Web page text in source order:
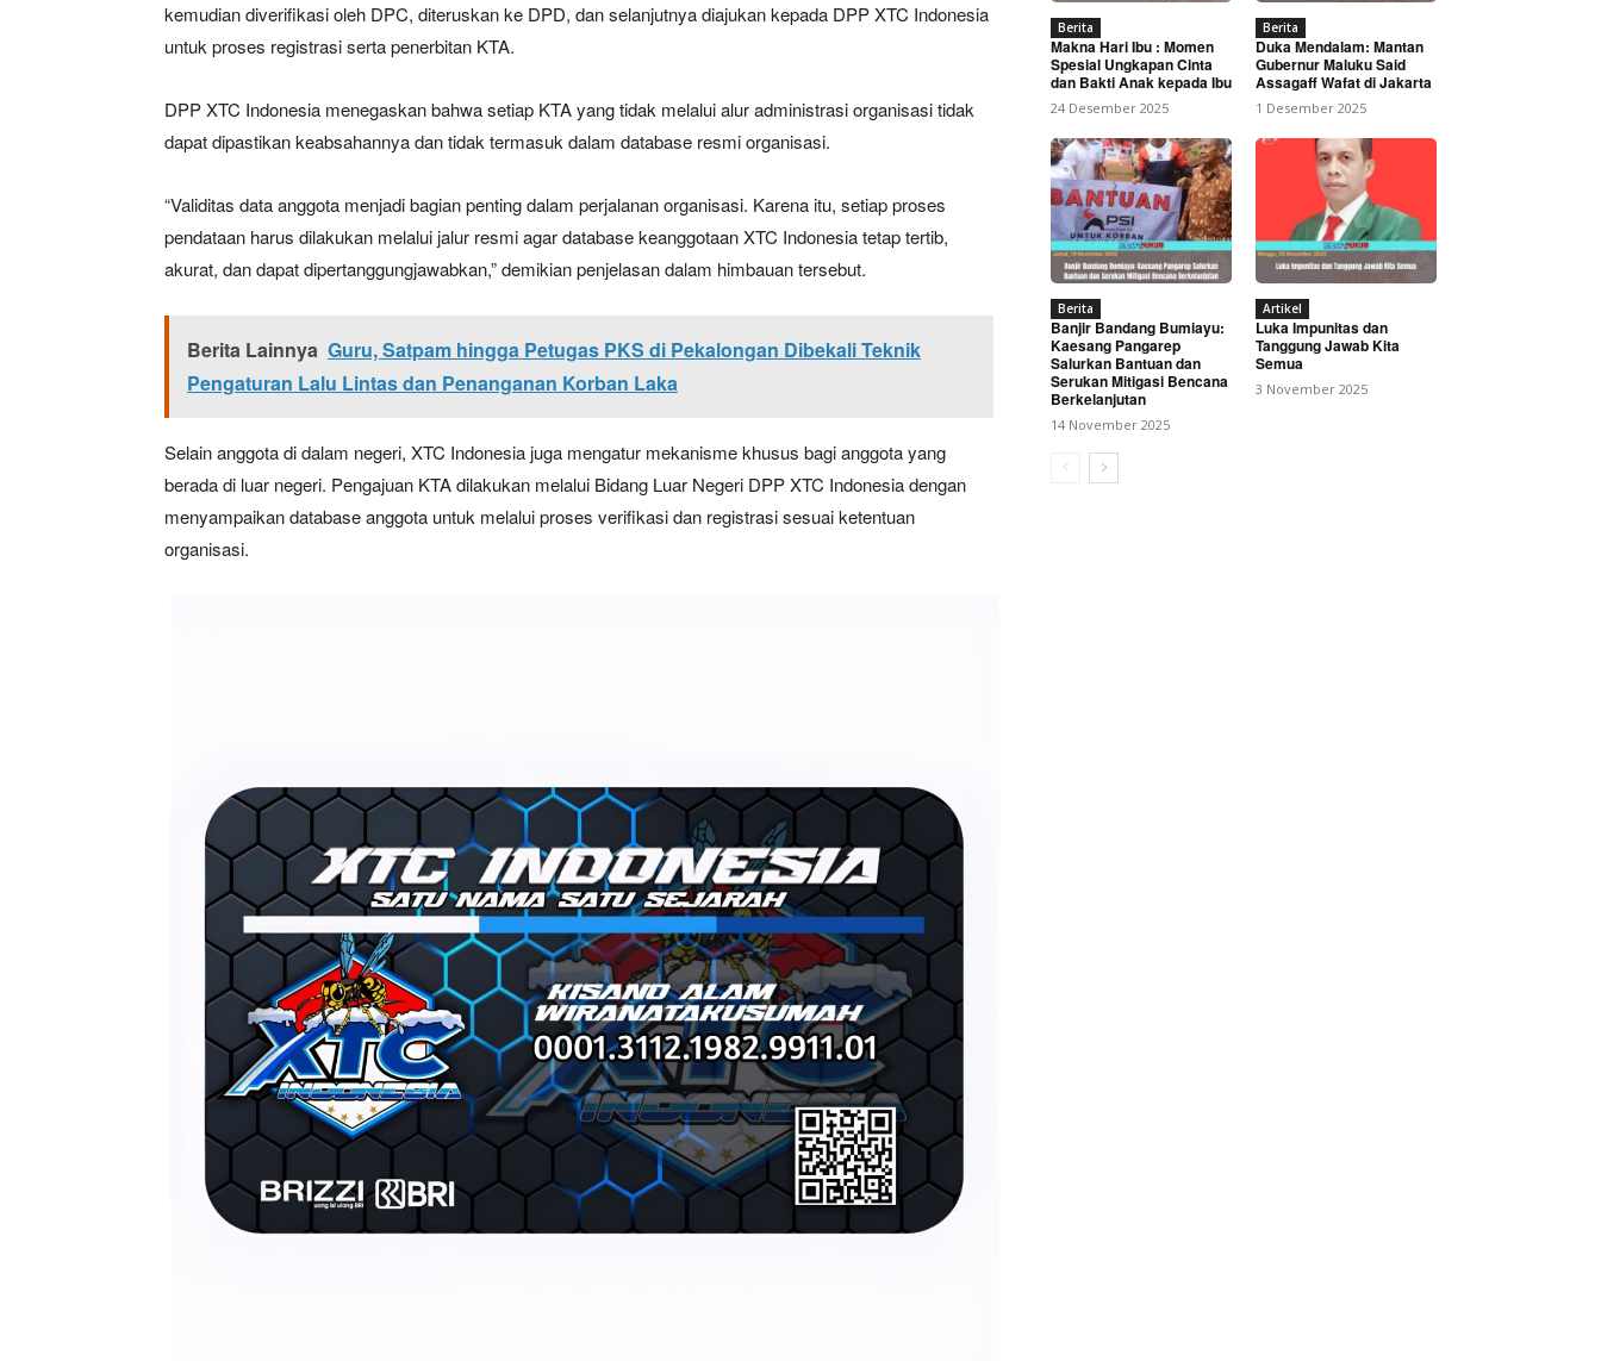
Berita Lainnya Forkopimda Karo Hadiri Kerja Tahun Di Dua Desa Kecamatan Tiga Panah
kemudian diverifikasi oleh DPC, diteruskan ke DPD, dan selanjutnya diajukan kepada DPP XTC Indonesia
untuk proses registrasi serta penerbitan KTA.
DPP XTC Indonesia menegaskan bahwa setiap KTA yang tidak melalui alur administrasi organisasi tidak
dapat dipastikan keabsahannya dan tidak termasuk dalam database resmi organisasi.
“Validitas data anggota menjadi bagian penting dalam perjalanan organisasi. Karena itu, setiap proses
pendataan harus dilakukan melalui jalur resmi agar database keanggotaan XTC Indonesia tetap tertib,
akurat, dan dapat dipertanggungjawabkan,” demikian penjelasan dalam himbauan tersebut.
Berita Lainnya Guru, Satpam hingga Petugas PKS di Pekalongan Dibekali Teknik
Pengaturan Lalu Lintas dan Penanganan Korban Laka
Selain anggota di dalam negeri, XTC Indonesia juga mengatur mekanisme khusus bagi anggota yang
berada di luar negeri. Pengajuan KTA dilakukan melalui Bidang Luar Negeri DPP XTC Indonesia dengan
menyampaikan database anggota untuk melalui proses verifikasi dan registrasi sesuai ketentuan
organisasi.
Berita
Makna Hari Ibu : Momen
Spesial Ungkapan Cinta
dan Bakti Anak kepada Ibu
24 Desember 2025
Berita
Duka Mendalam: Mantan
Gubernur Maluku Said
Assagaff Wafat di Jakarta
1 Desember 2025
Berita
Banjir Bandang Bumiayu:
Kaesang Pangarep
Salurkan Bantuan dan
Serukan Mitigasi Bencana
Berkelanjutan
14 November 2025
Artikel
Luka Impunitas dan
Tanggung Jawab Kita
Semua
3 November 2025